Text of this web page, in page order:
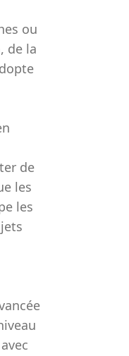
ou
de la
de
les
les